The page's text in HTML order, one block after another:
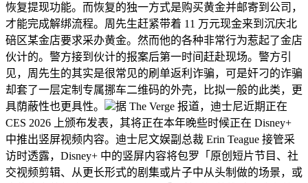
恢复提现功能。而恢复的独一方式是购买黄金并邮寄到公司，
才能完成解绑流程。周先生赶紧带着 11 万元现金来到沉庆北
碚区某金店要求采办黄金。然而他的各种非常行为惹起了金店
伙计的。警方接到伙计的报案后第一时间赶赴现场。警方引
见，周先生的其实是很常见的刷单返利诈骗，可是奸刁的诈骗
却套了一层定制专属挪车二维码的外壳，比拟一般的此类，更
具荫蔽性也更具性。
据 The Verge 报道，迪士尼近期正在
CES 2026 上颁布发表，其将正在本年晚些时候正在 Disney+
中推出竖屏视频内容。迪士尼文娱副总裁 Erin Teague 接管采
访时透露，Disney+ 中的竖屏内容将包罗「原创短片节目、社
交视频剪辑、从更长形式的剧集或片子中从头制做的场景，或